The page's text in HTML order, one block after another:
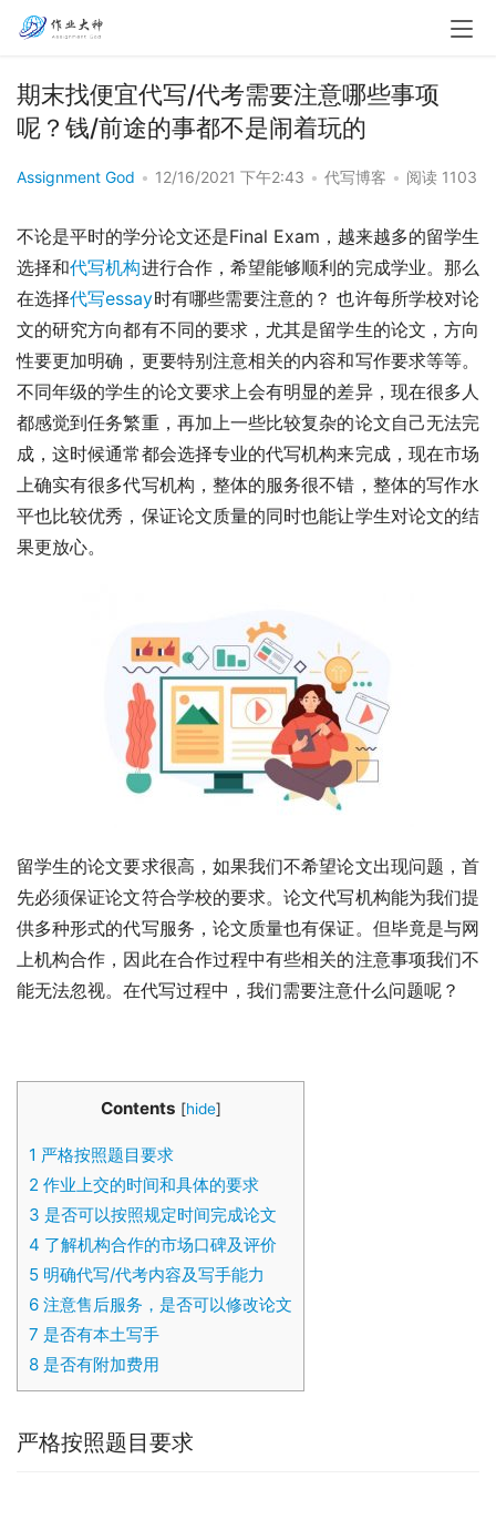
期末找便宜代写/代考需要注意哪些事项
呢？钱/前途的事都不是闹着玩的
Assignment God • 12/16/2021 下午2:43 • 代写博客 • 阅读 1103
不论是平时的学分论文还是Final Exam，越来越多的留学生
选择和代写机构进行合作，希望能够顺利的完成学业。那么
在选择代写essay时有哪些需要注意的？ 也许每所学校对论
文的研究方向都有不同的要求，尤其是留学生的论文，方向
性要更加明确，更要特别注意相关的内容和写作要求等等。
不同年级的学生的论文要求上会有明显的差异，现在很多人
都感觉到任务繁重，再加上一些比较复杂的论文自己无法完
成，这时候通常都会选择专业的代写机构来完成，现在市场
上确实有很多代写机构，整体的服务很不错，整体的写作水
平也比较优秀，保证论文质量的同时也能让学生对论文的结
果更放心。
留学生的论文要求很高，如果我们不希望论文出现问题，首
先必须保证论文符合学校的要求。论文代写机构能为我们提
供多种形式的代写服务，论文质量也有保证。但毕竟是与网
上机构合作，因此在合作过程中有些相关的注意事项我们不
能无法忽视。在代写过程中，我们需要注意什么问题呢？
Contents [hide]
1 严格按照题目要求
2 作业上交的时间和具体的要求
3 是否可以按照规定时间完成论文
4 了解机构合作的市场口碑及评价
5 明确代写/代考内容及写手能力
6 注意售后服务，是否可以修改论文
7 是否有本土写手
8 是否有附加费用
严格按照题目要求